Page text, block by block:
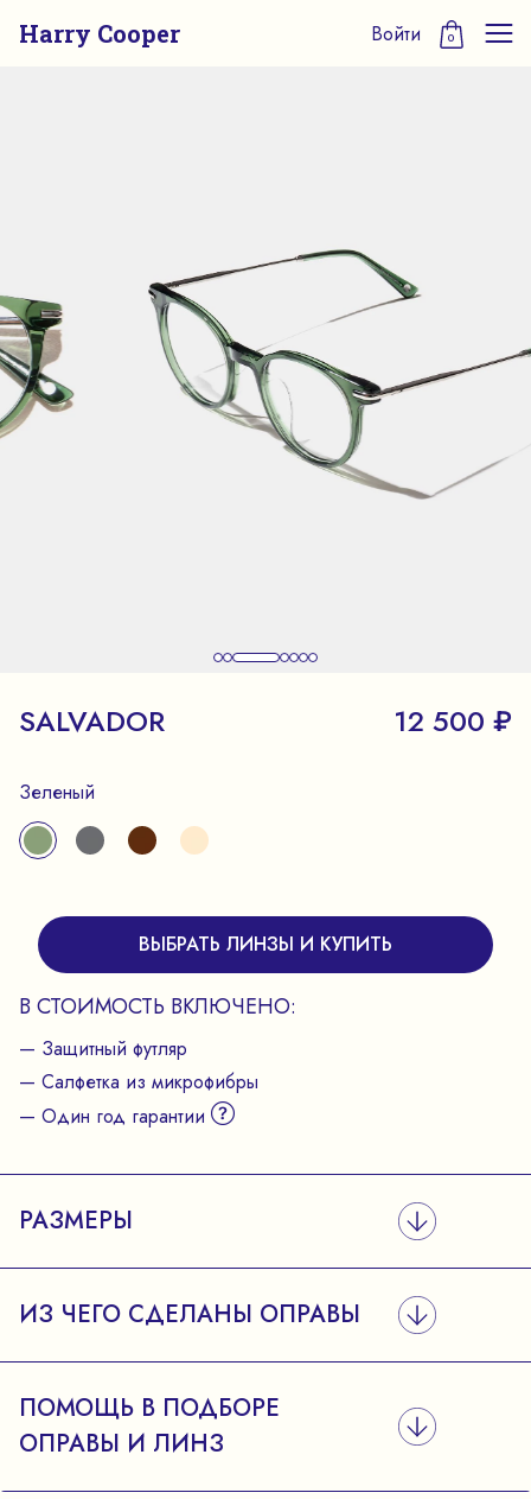
Harry Cooper Войти 0
SALVADOR 12 500 ₽
Зеленый
ВЫБРАТЬ ЛИНЗЫ И КУПИТЬ
В СТОИМОСТЬ ВКЛЮЧЕНО:
— Защитный футляр
— Салфетка из микрофибры
— Один год гарантии
РАЗМЕРЫ
ИЗ ЧЕГО СДЕЛАНЫ ОПРАВЫ
ПОМОЩЬ В ПОДБОРЕ
ОПРАВЫ И ЛИНЗ